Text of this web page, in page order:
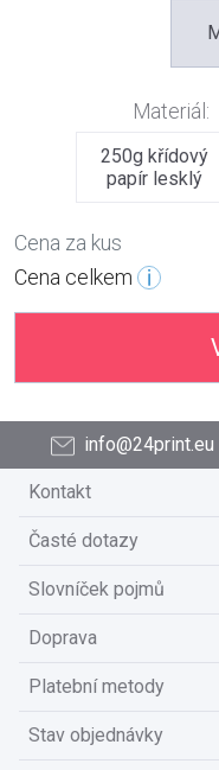
Materiál:
250g křídový
papír lesklý
Cena za kus
Cena celkem
info@24print.eu
Kontakt
Časté dotazy
Slovníček pojmů
Doprava
Platební metody
Stav objednávky